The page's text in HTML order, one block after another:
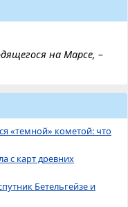
на Марсе, –
«темной» кометой: что
с карт древних
Бетельгейзе и